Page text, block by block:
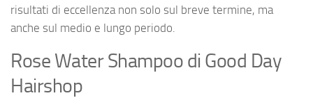
risultati di eccellenza non solo sul breve termine, ma
anche sul medio e lungo periodo.
Rose Water Shampoo di Good Day
Hairshop